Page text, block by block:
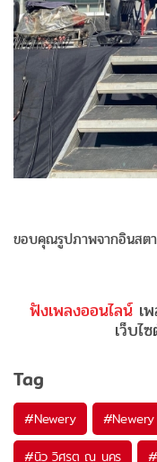
ขอบคุณรูปภาพจากอินสต
ฟังเพลงออนไลน์เพ
เว็บไ
Tag
#Newery #
#นิว วิศรุต ณ นคร #